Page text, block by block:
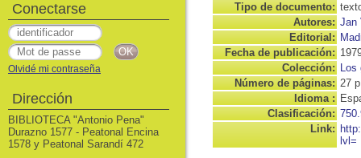
Tipo de documento:
Autores: Jan
Editorial:
Fecha de publicación:
Colección: Los
Número de páginas: 27 p
Idioma :
Clasificación:
Link:
lvl=
Conectarse
Olvidé mi contraseña
Dirección
BIBLIOTECA "Antonio Pena"
Durazno 1577 - Peatonal Encina
1578 y Peatonal Sarandí 472